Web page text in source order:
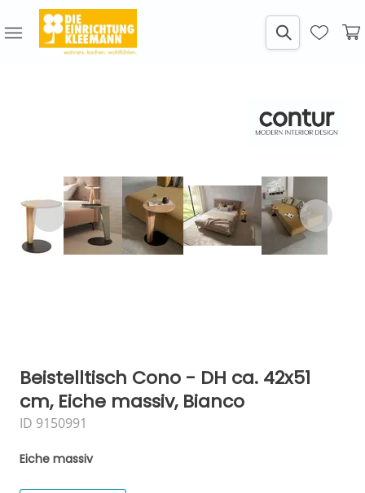
Beistelltisch Cono - DH ca. 42x51
cm, Eiche massiv, Bianco
ID 9150991
Eiche massiv